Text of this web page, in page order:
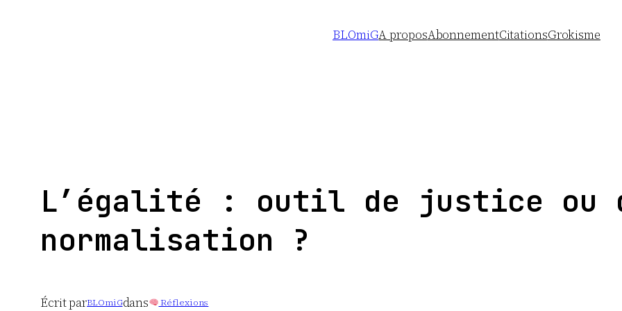
BLOmiGA proposAbonnementCitationsGrokisme
L’égalité : outil de justice ou
normalisation ?
Écrit parBLOmiGdans Réflexions